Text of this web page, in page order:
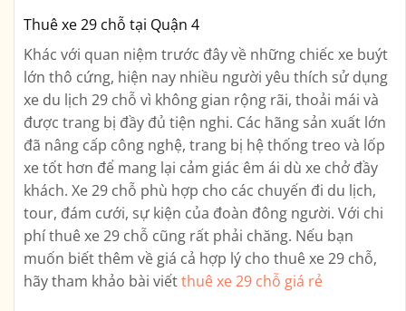
Thuê xe 29 chỗ tại Quận 4
Khác với quan niệm trước đây về những chiếc xe buýt
lớn thô cứng, hiện nay nhiều người yêu thích sử dụng
xe du lịch 29 chỗ vì không gian rộng rãi, thoải mái và
được trang bị đầy đủ tiện nghi. Các hãng sản xuất lớn
đã nâng cấp công nghệ, trang bị hệ thống treo và lốp
xe tốt hơn để mang lại cảm giác êm ái dù xe chở đầy
khách. Xe 29 chỗ phù hợp cho các chuyến đi du lịch,
tour, đám cưới, sự kiện của đoàn đông người. Với chi
phí thuê xe 29 chỗ cũng rất phải chăng. Nếu bạn
muốn biết thêm về giá cả hợp lý cho thuê xe 29 chỗ,
hãy tham khảo bài viếtthuê xe 29 chỗ giá rẻ